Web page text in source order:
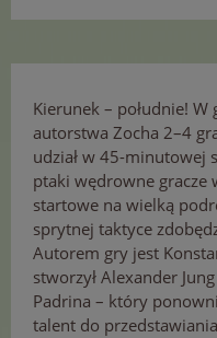
Kierunek – południe!
autorstwa Zocha 2–4
udział w 45-minutowej
ptaki wędrowne gracze
startowe na wielką
sprytnej taktyce
Autorem gry jest
stworzył Alexander
Padrina – który
talent do